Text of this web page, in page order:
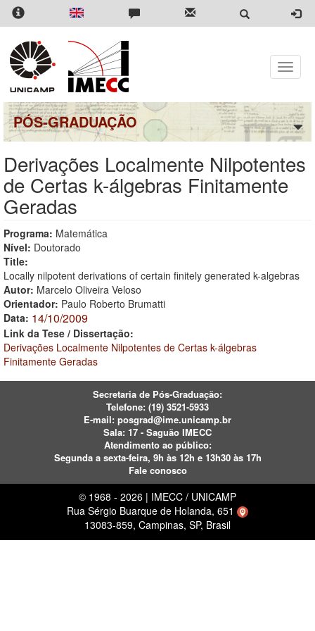
Pular
para
conteúdo
principal
Toggle
PÓS-GRADUAÇÃO
Derivações Localmente Nilpotentes
de Certas k-álgebras Finitamente
Geradas
Programa: Matemática
Nível: Doutorado
Title:
Locally nilpotent derivations of certain finitely generated k-algebras
Autor: Marcelo Oliveira Veloso
Orientador: Paulo Roberto Brumatti
Data: 14/10/2009
Link da Tese / Dissertação:
Derivações Localmente Nilpotentes de Certas k-álgebras
Finitamente Geradas
Secretaria de Pós-Graduação:
Telefone: (19) 3521-5933
E-mail: posgrad@ime.unicamp.br
Sala: 17 - Saguão IMECC
Atendimento ao público:
Segunda a sexta-feira, 9h às 12h e 13h30 às 17h
Fale conosco
© 1968 - 2026 | IMECC / UNICAMP
Rua Sérgio Buarque de Holanda, 651
13083-859, Campinas, SP, Brasil